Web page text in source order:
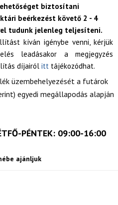
biztosítani
beérkezést követő 2 - 4
tudunk jelenleg teljesíteni.
kíván igénybe venni, kérjük
leadásakor a megjegyzés
díjairól itt tájékozódhat.
üzembehelyezését a futárok
egyedi megállapodás alapján
PÉNTEK: 09:00-16:00
ajánljuk